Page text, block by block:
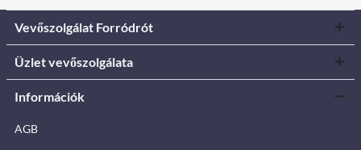
Vevőszolgálat Forródrót
Üzlet vevőszolgálata
Információk
AGB